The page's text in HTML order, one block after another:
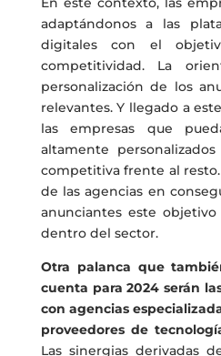
adaptándonos a las
digitales con el
competitividad. La
personalización de los
relevantes. Y llegado a
las empresas que
altamente
competitiva frente al
de las agencias en
anunciantes este
dentro del sector.
Otra palanca que
cuenta para 2024 serán
con agencias
proveedores de
Las sinergias derivadas